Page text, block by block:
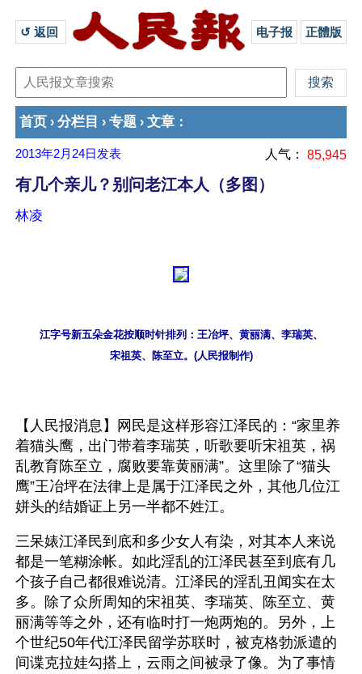
↺ 返回 电子报 正體版
首页 › 分栏目 › 专题 › 文章 ：
2013年2月24日 发表 人气： 85,945
有几个亲儿？别问老江本人（多图）
林凌
江字号新五朵金花按顺时针排列：王冶坪、黄丽满、李瑞英、
宋祖英、陈至立。(人民报制作)
【人民报消息】网民是这样形容江泽民的：“家里养
着猫头鹰，出门带着李瑞英，听歌要听宋祖英，祸
乱教育陈至立，腐败要靠黄丽满”。这里除了“猫头
鹰”王冶坪在法律上是属于江泽民之外，其他几位江
姘头的结婚证上另一半都不姓江。
三呆婊江泽民到底和多少女人有染，对其本人来说
都是一笔糊涂帐。如此淫乱的江泽民甚至到底有几
个孩子自己都很难说清。江泽民的淫乱丑闻实在太
多。除了众所周知的宋祖英、李瑞英、陈至立、黄
丽满等等之外，还有临时打一炮两炮的。另外，上
个世纪50年代江泽民留学苏联时，被克格勃派遣的
间谍克拉娃勾搭上，云雨之间被录了像。为了事情